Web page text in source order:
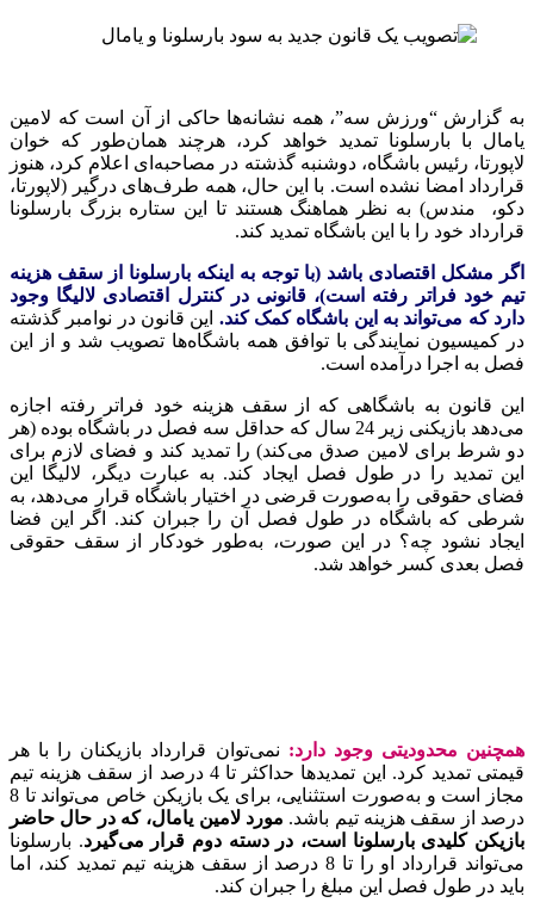
به گزارش “ورزش سه”، همه نشانه‌ها حاکی از آن است که لامین
یامال با بارسلونا تمدید خواهد کرد، هرچند همان‌طور که خوان
لاپورتا، رئیس باشگاه، دوشنبه گذشته در مصاحبه‌ای اعلام کرد، هنوز
قرارداد امضا نشده است. با این حال، همه طرف‌های درگیر (لاپورتا،
دکو، مندس) به نظر هماهنگ هستند تا این ستاره بزرگ بارسلونا
قرارداد خود را با این باشگاه تمدید کند.
اگر مشکل اقتصادی باشد (با توجه به اینکه بارسلونا از سقف هزینه
تیم خود فراتر رفته است)، قانونی در کنترل اقتصادی لالیگا وجود
دارد که می‌تواند به این باشگاه کمک کند. این قانون در نوامبر گذشته
در کمیسیون نمایندگی با توافق همه باشگاه‌ها تصویب شد و از این
فصل به اجرا درآمده است.
این قانون به باشگاهی که از سقف هزینه خود فراتر رفته اجازه
می‌دهد بازیکنی زیر 24 سال که حداقل سه فصل در باشگاه بوده (هر
دو شرط برای لامین صدق می‌کند) را تمدید کند و فضای لازم برای
این تمدید را در طول فصل ایجاد کند. به عبارت دیگر، لالیگا این
فضای حقوقی را به‌صورت قرضی در اختیار باشگاه قرار می‌دهد، به
شرطی که باشگاه در طول فصل آن را جبران کند. اگر این فضا
ایجاد نشود چه؟ در این صورت، به‌طور خودکار از سقف حقوقی
فصل بعدی کسر خواهد شد.
همچنین محدودیتی وجود دارد: نمی‌توان قرارداد بازیکنان را با هر
قیمتی تمدید کرد. این تمدیدها حداکثر تا 4 درصد از سقف هزینه تیم
مجاز است و به‌صورت استثنایی، برای یک بازیکن خاص می‌تواند تا 8
درصد از سقف هزینه تیم باشد. مورد لامین یامال، که در حال حاضر
بازیکن کلیدی بارسلونا است، در دسته دوم قرار می‌گیرد. بارسلونا
می‌تواند قرارداد او را تا 8 درصد از سقف هزینه تیم تمدید کند، اما
باید در طول فصل این مبلغ را جبران کند.